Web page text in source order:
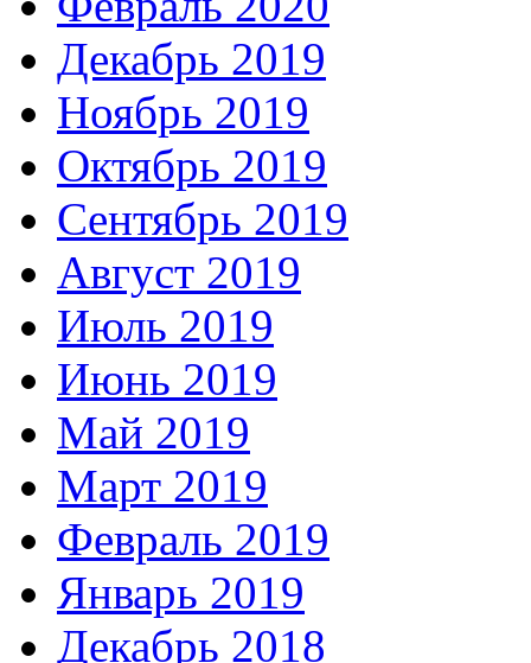
Декабрь 2019
Ноябрь 2019
Октябрь 2019
Сентябрь 2019
Август 2019
Июль 2019
Июнь 2019
Май 2019
Март 2019
Февраль 2019
Январь 2019
Декабрь 2018